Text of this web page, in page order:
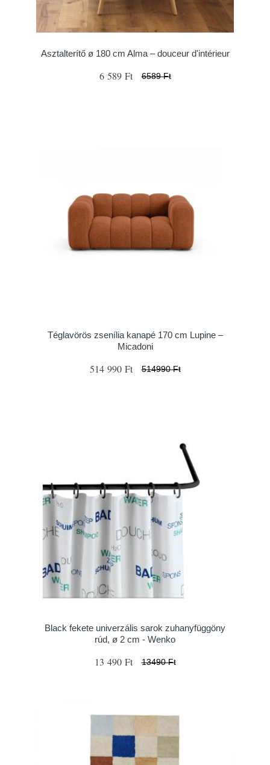
Asztalterítő ø 180 cm Alma – douceur d'intérieur
6 589 Ft 6589 Ft
Téglavörös zsenília kanapé 170 cm Lupine –
Micadoni
514 990 Ft 514990 Ft
Black fekete univerzális sarok zuhanyfüggöny
rúd, ø 2 cm - Wenko
13 490 Ft 13490 Ft